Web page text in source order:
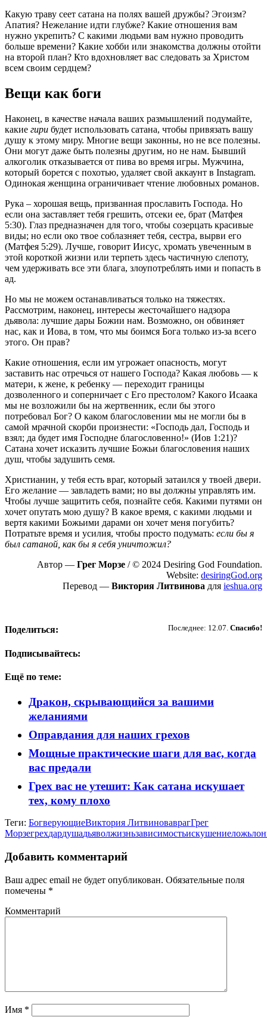
Какую траву сеет сатана на полях вашей дружбы? Эгоизм?
Апатия? Нежелание идти глубже? Какие отношения вам
нужно укрепить? С какими людьми вам нужно проводить
больше времени? Какие хобби или знакомства должны отойти
на второй план? Кто вдохновляет вас следовать за Христом
всем своим сердцем?
Вещи как боги
Наконец, в качестве начала ваших размышлений подумайте,
какие гири будет использовать сатана, чтобы привязать вашу
душу к этому миру. Многие вещи законны, но не все полезны.
Они могут даже быть полезны другим, но не нам. Бывший
алкоголик отказывается от пива во время игры. Мужчина,
который борется с похотью, удаляет свой аккаунт в Instagram.
Одинокая женщина ограничивает чтение любовных романов.
Рука – хорошая вещь, призванная прославить Господа. Но
если она заставляет тебя грешить, отсеки ее, брат (Матфея
5:30). Глаз предназначен для того, чтобы созерцать красивые
виды; но если око твое соблазняет тебя, сестра, вырви его
(Матфея 5:29). Лучше, говорит Иисус, хромать увеченным в
этой короткой жизни или терпеть здесь частичную слепоту,
чем удерживать все эти блага, злоупотреблять ими и попасть в
ад.
Но мы не можем останавливаться только на тяжестях.
Рассмотрим, наконец, интересы жесточайшего надзора
дьявола: лучшие дары Божии нам. Возможно, он обвиняет
нас, как и Иова, в том, что мы боимся Бога только из-за всего
этого. Он прав?
Какие отношения, если им угрожает опасность, могут
заставить нас отречься от нашего Господа? Какая любовь — к
матери, к жене, к ребенку — переходит границы
дозволенного и соперничает с Его престолом? Какого Исаака
мы не возложили бы на жертвенник, если бы этого
потребовал Бог? О каком благословении мы не могли бы в
самой мрачной скорби произнести: «Господь дал, Господь и
взял; да будет имя Господне благословенно!» (Иов 1:21)?
Сатана хочет исказить лучшие Божьи благословения наших
душ, чтобы задушить семя.
Христианин, у тебя есть враг, который затаился у твоей двери.
Его желание — завладеть вами; но вы должны управлять им.
Чтобы лучше защитить себя, познайте себя. Какими путями он
хочет опутать мою душу? В какое время, с какими людьми и
вертя какими Божьими дарами он хочет меня погубить?
Потратьте время и усилия, чтобы просто подумать: если бы я
был сатаной, как бы я себя уничтожил?
Автор — Грег Морзе / © 2024 Desiring God Foundation.
Website: desiringGod.org
Перевод — Виктория Литвинова для ieshua.org
Последнее: 12.07. Спасибо!
Поделиться:
Подписывайтесь:
Ещё по теме:
Дракон, скрывающийся за вашими
желаниями
Оправдания для наших грехов
Мощные практические шаги для вас, когда
вас предали
Грех вас не утешит: Как сатана искушает
тех, кому плохо
Теги: БогверующиеВиктория ЛитвиноваврагГрег
Морзегрехдардушадьяволжизньзависимостьискушениеложь
Добавить комментарий
Ваш адрес email не будет опубликован. Обязательные поля
помечены *
Комментарий
Имя *